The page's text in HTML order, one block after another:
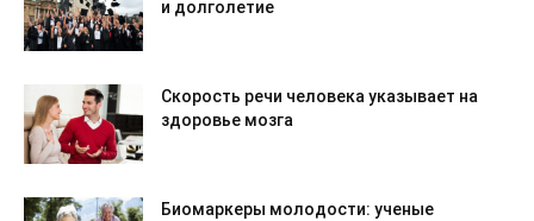
и долголетие
Скорость речи человека указывает на
здоровье мозга
Биомаркеры молодости: ученые